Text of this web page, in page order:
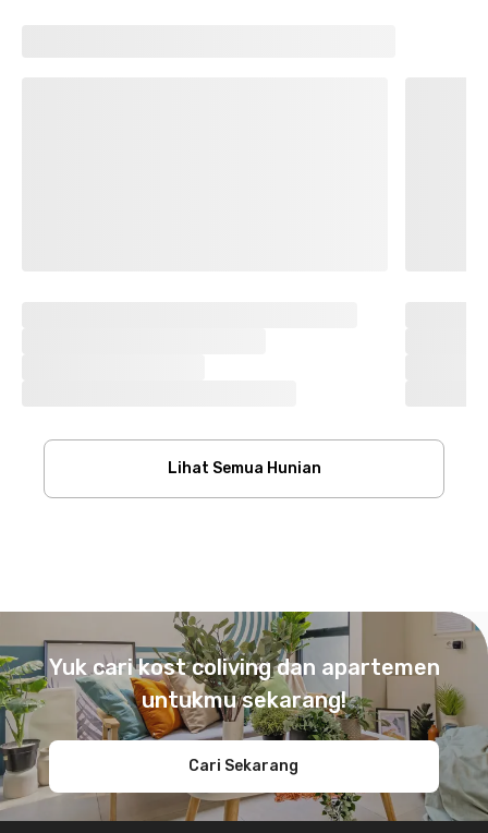
Lihat Semua Hunian
Yuk cari kost coliving dan apartemen
untukmu sekarang!
Cari Sekarang